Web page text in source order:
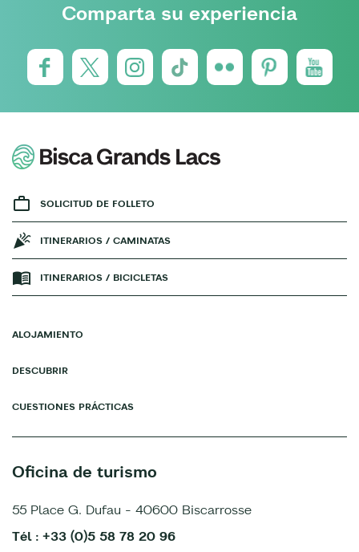
Comparta su experiencia
SOLICITUD DE FOLLETO
ITINERARIOS / CAMINATAS
ITINERARIOS / BICICLETAS
ALOJAMIENTO
DESCUBRIR
CUESTIONES PRÁCTICAS
Oficina de turismo
55 Place G. Dufau - 40600 Biscarrosse
Tél : +33 (0)5 58 78 20 96